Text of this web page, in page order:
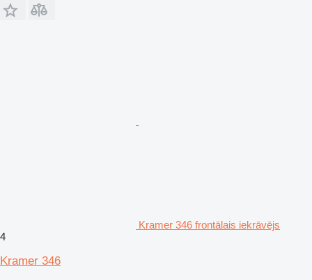
Kramer 346 frontālais iekrāvējs
4
Kramer 346